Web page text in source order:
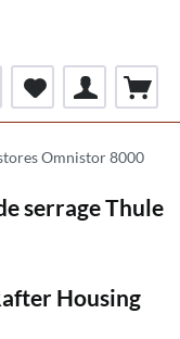
Omnistor 8000
serrage Thule
Housing